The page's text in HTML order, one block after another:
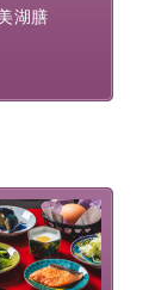
湖膳
幸...
食膳に使わ
の名産品を